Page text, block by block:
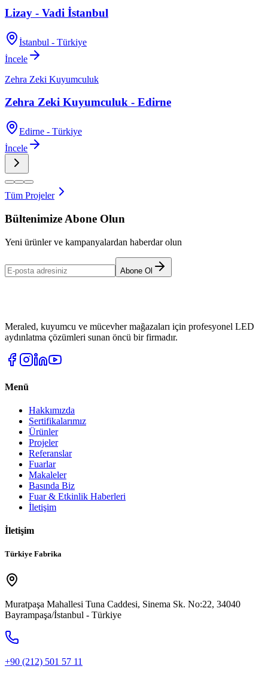
Lizay - Vadi İstanbul
İstanbul - Türkiye
İncele
Zehra Zeki Kuyumculuk
Zehra Zeki Kuyumculuk - Edirne
Edirne - Türkiye
İncele
Tüm Projeler
Bültenimize Abone Olun
Yeni ürünler ve kampanyalardan haberdar olun
Abone Ol
Meraled, kuyumcu ve mücevher mağazaları için profesyonel LED
aydınlatma çözümleri sunan öncü bir firmadır.
Menü
Hakkımızda
Sertifikalarımız
Ürünler
Projeler
Referanslar
Fuarlar
Makaleler
Basında Biz
Fuar & Etkinlik Haberleri
İletişim
İletişim
Türkiye Fabrika
Muratpaşa Mahallesi Tuna Caddesi, Sinema Sk. No:22, 34040
Bayrampaşa/İstanbul - Türkiye
+90 (212) 501 57 11